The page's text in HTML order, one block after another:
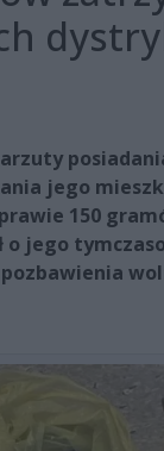
jego
150
o jego